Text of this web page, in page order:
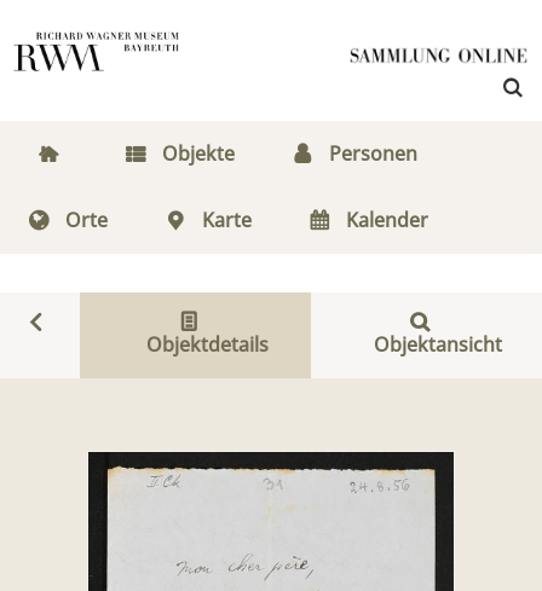
Objekte Personen
Orte Karte Kalender
Objektdetails Objektansicht